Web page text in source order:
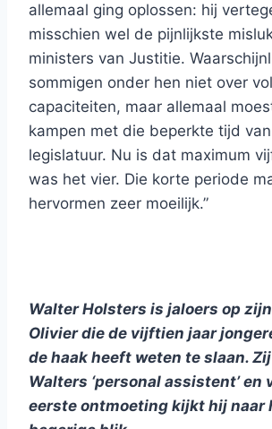
allemaal ging oplossen: hij
misschien wel de pijnlijkste
ministers van Justitie.
sommigen onder hen niet over
capaciteiten, maar allemaal
kampen met die beperkte tijd
legislatuur. Nu is dat maximum
was het vier. Die korte periode
hervormen zeer moeilijk.”
Walter Holsters is jaloers op
Olivier die de vijftien jaar
de haak heeft weten te slaan.
Walters ‘personal assistent’ en
eerste ontmoeting kijkt hij naar